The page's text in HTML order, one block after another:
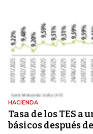
HACIENDA
Tasa de los TES a
básicos después